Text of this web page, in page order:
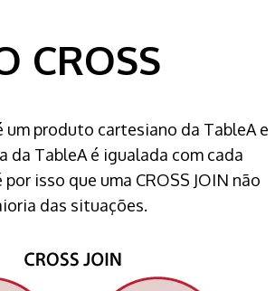
CROSS
um produto cartesiano da TableA e
da TableA é igualada com cada
isso que uma CROSS JOIN não
das situações.